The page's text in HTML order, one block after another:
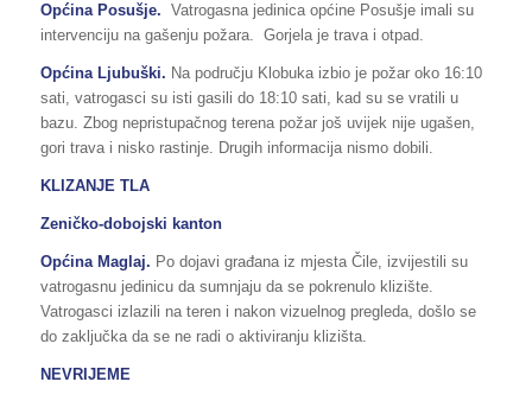
Općina Posušje. Vatrogasna jedinica općine Posušje imali su
intervenciju na gašenju požara. Gorjela je trava i otpad.
Općina Ljubuški. Na području Klobuka izbio je požar oko 16:10
sati, vatrogasci su isti gasili do 18:10 sati, kad su se vratili u
bazu. Zbog nepristupačnog terena požar još uvijek nije ugašen,
gori trava i nisko rastinje. Drugih informacija nismo dobili.
KLIZANJE TLA
Zeničko-dobojski kanton
Općina Maglaj. Po dojavi građana iz mjesta Čile, izvijestili su
vatrogasnu jedinicu da sumnjaju da se pokrenulo klizište.
Vatrogasci izlazili na teren i nakon vizuelnog pregleda, došlo se
do zaključka da se ne radi o aktiviranju klizišta.
NEVRIJEME